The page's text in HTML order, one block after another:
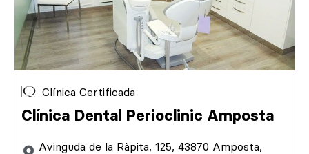
Clínica Certificada
Clínica Dental Perioclinic Amposta
Avinguda de la Ràpita, 125, 43870 Amposta,